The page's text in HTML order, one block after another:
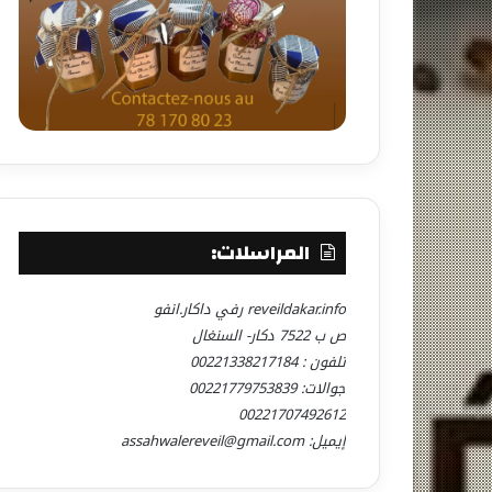
المراسلات:
reveildakar.info رفي داكار.انفو
ص ب 7522 دكار- السنغال
تلفون : 00221338217184
جوالات: 00221779753839
00221707492612
إيميل: assahwalereveil@gmail.com